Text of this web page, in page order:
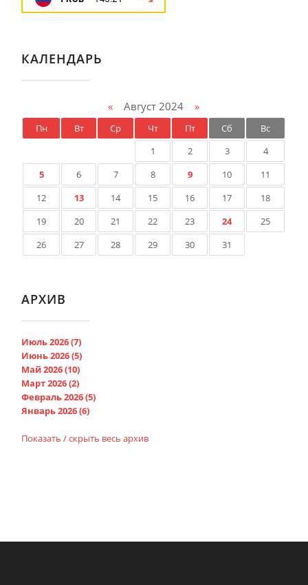
КАЛЕНДАРЬ
« Август 2024»
Пн Вт Ср Чт Пт Сб
Вс
1
2 3
4
5
6 7 8 9 10
11
12
13 14 15 16 17
18
19
20 21 22 23 24
25
26
27 28 29 30 31
АРХИВ
Июль 2026 (7)
Июнь 2026 (5)
Май 2026 (10)
Март 2026 (2)
Февраль 2026 (5)
Январь 2026 (6)
Показать / скрыть весь архив